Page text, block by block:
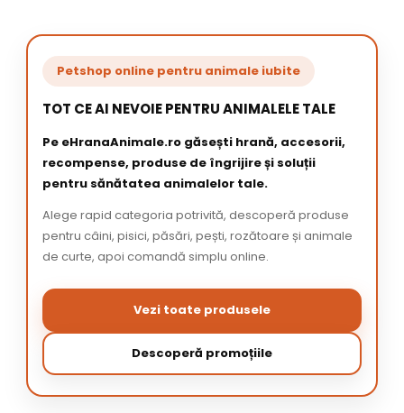
Petshop online pentru animale iubite
TOT CE AI NEVOIE PENTRU ANIMALELE TALE
Pe eHranaAnimale.ro găsești hrană, accesorii,
recompense, produse de îngrijire și soluții
pentru sănătatea animalelor tale.
Alege rapid categoria potrivită, descoperă produse
pentru câini, pisici, păsări, pești, rozătoare și animale
de curte, apoi comandă simplu online.
Vezi toate produsele
Descoperă promoțiile